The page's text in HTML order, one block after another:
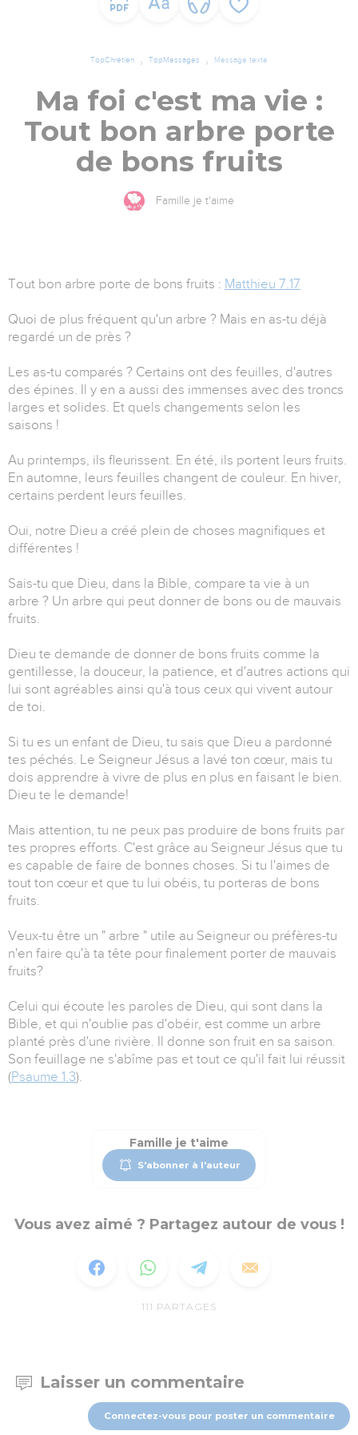
TopChrétien TopMessages Message texte
Ma foi c'est ma vie :
Tout bon arbre porte
de bons fruits
Famille je t'aime
Tout bon arbre porte de bons fruits : Matthieu 7.17
Quoi de plus fréquent qu'un arbre ? Mais en as-tu déjà
regardé un de près ?
Les as-tu comparés ? Certains ont des feuilles, d'autres
des épines. Il y en a aussi des immenses avec des troncs
larges et solides. Et quels changements selon les
saisons !
Au printemps, ils fleurissent. En été, ils portent leurs fruits.
En automne, leurs feuilles changent de couleur. En hiver,
certains perdent leurs feuilles.
Oui, notre Dieu a créé plein de choses magnifiques et
différentes !
Sais-tu que Dieu, dans la Bible, compare ta vie à un
arbre ? Un arbre qui peut donner de bons ou de mauvais
fruits.
Dieu te demande de donner de bons fruits comme la
gentillesse, la douceur, la patience, et d'autres actions qui
lui sont agréables ainsi qu'à tous ceux qui vivent autour
de toi.
Si tu es un enfant de Dieu, tu sais que Dieu a pardonné
tes péchés. Le Seigneur Jésus a lavé ton cœur, mais tu
dois apprendre à vivre de plus en plus en faisant le bien.
Dieu te le demande!
Mais attention, tu ne peux pas produire de bons fruits par
tes propres efforts. C'est grâce au Seigneur Jésus que tu
es capable de faire de bonnes choses. Si tu l'aimes de
tout ton cœur et que tu lui obéis, tu porteras de bons
fruits.
Veux-tu être un " arbre " utile au Seigneur ou préfères-tu
n'en faire qu'à ta tête pour finalement porter de mauvais
fruits?
Celui qui écoute les paroles de Dieu, qui sont dans la
Bible, et qui n'oublie pas d'obéir, est comme un arbre
planté près d'une rivière. Il donne son fruit en sa saison.
Son feuillage ne s'abîme pas et tout ce qu'il fait lui réussit
(Psaume 1.3).
Famille je t'aime
S'abonner à l'auteur
Vous avez aimé ? Partagez autour de vous !
111 PARTAGES
Laisser un commentaire
Connectez-vous pour poster un commentaire